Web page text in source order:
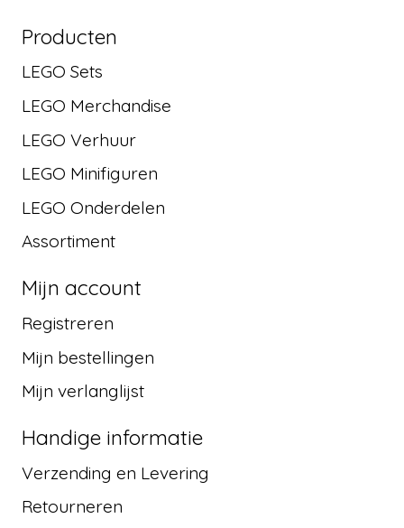
Producten
LEGO Sets
LEGO Merchandise
LEGO Verhuur
LEGO Minifiguren
LEGO Onderdelen
Assortiment
Mijn account
Registreren
Mijn bestellingen
Mijn verlanglijst
Handige informatie
Verzending en Levering
Retourneren